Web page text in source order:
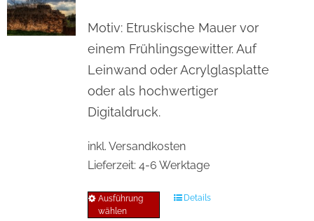
können
auf
der
Produktseite
Motiv: Etruskische Mauer vor
einem Frühlingsgewitter. Auf
Leinwand oder Acrylglasplatte
oder als hochwertiger
Digitaldruck.
inkl. Versandkosten
Lieferzeit: 4-6 Werktage
Ausführung
wählen
Dieses
Details